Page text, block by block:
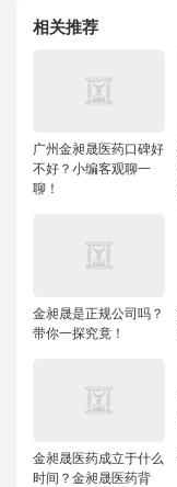
相关推荐
广州金昶晟医药口碑好
不好？小编客观聊一
聊！
金昶晟是正规公司吗？
带你一探究竟！
金昶晟医药成立于什么
时间？金昶晟医药背